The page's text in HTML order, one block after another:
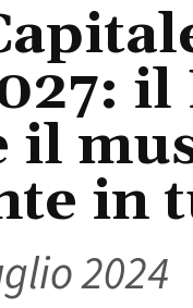
il
il
in
2024